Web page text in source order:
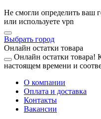
Не смогли определить ваш
или используете vpn
Выбрать город
Онлайн остатки товара
Онлайн остатки товара!
настоящем времени и
О компании
Оплата и доставка
Контакты
Вакансии